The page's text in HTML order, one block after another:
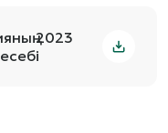
2023